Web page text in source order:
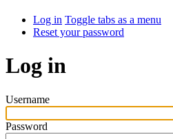
Log in Toggle tabs as a menu
Reset your password
Log in
Username
Password